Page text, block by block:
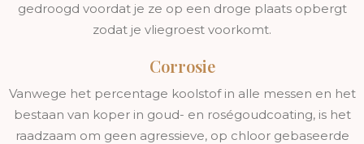
gedroogd voordat je ze op een droge plaats opbergt
zodat je vliegroest voorkomt.
Corrosie
Vanwege het percentage koolstof in alle messen en het
bestaan van koper in goud- en roségoudcoating, is het
raadzaam om geen agressieve, op chloor gebaseerde